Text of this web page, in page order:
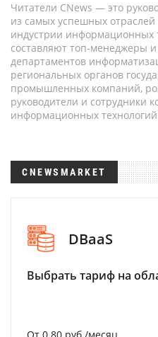
Читатели CNews — это
из самых успешных отраслей
индустрии информационных
составляют топ-менеджеры
департаментов
региональных органов
промышленных компаний,
руководители и сотрудники
информационных технологий
CNEWSMARKET
DBaaS
Выбрать тариф на